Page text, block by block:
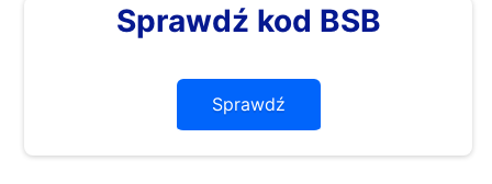
Sprawdź kod BSB
Sprawdź